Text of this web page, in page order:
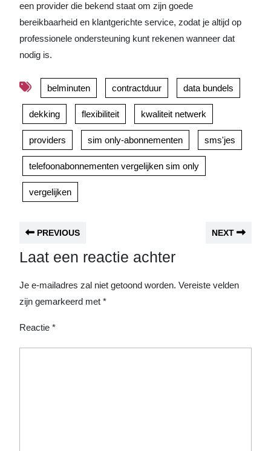
een provider die bekend staat om zijn goede
bereikbaarheid en klantgerichte service, zodat je altijd op
professionele ondersteuning kunt rekenen wanneer dat
nodig is.
belminuten contractduur data bundels
dekking flexibiliteit kwaliteit netwerk
providers sim only-abonnementen sms'jes
telefoonabonnementen vergelijken sim only
vergelijken
PREVIOUS NEXT
Laat een reactie achter
Je e-mailadres zal niet getoond worden. Vereiste velden
zijn gemarkeerd met *
Reactie *